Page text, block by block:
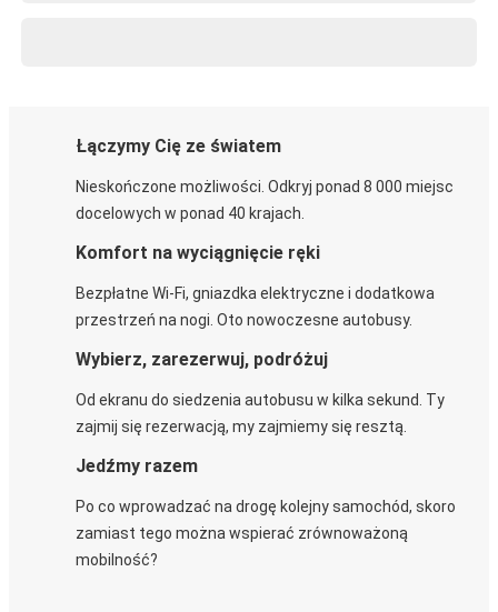
Łączymy Cię ze światem
Nieskończone możliwości. Odkryj ponad 8 000 miejsc
docelowych w ponad 40 krajach.
Komfort na wyciągnięcie ręki
Bezpłatne Wi-Fi, gniazdka elektryczne i dodatkowa
przestrzeń na nogi. Oto nowoczesne autobusy.
Wybierz, zarezerwuj, podróżuj
Od ekranu do siedzenia autobusu w kilka sekund. Ty
zajmij się rezerwacją, my zajmiemy się resztą.
Jedźmy razem
Po co wprowadzać na drogę kolejny samochód, skoro
zamiast tego można wspierać zrównoważoną
mobilność?